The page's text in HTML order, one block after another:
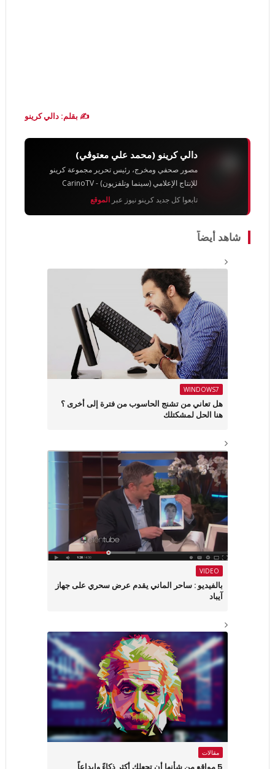
✍️ بقلم: دالي كرينو
دالي كرينو (محمد علي معتوڨي)
مصور صحفي ومخرج، رئيس تحرير مجموعة كرينو
للإنتاج الإعلامي (سينما وتلفزيون) - CarinoTV
تابعوا كل جديد كرينو نيوز عبر الموقع
شاهد أيضاً
WINDOWS7
هل تعاني من تشنج الحاسوب من فترة إلى أخرى ؟
هنا الحل لمشكتلك
VIDEO
بالفيديو : ساحر الماني يقدم عرض سحري على جهاز
آيباد
مقالات